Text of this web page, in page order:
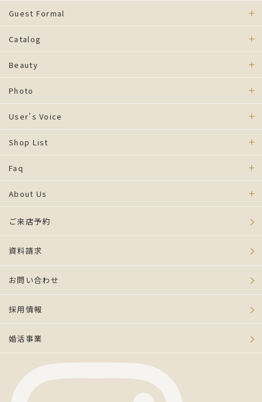
Guest Formal
Catalog
Beauty
Photo
User's Voice
Shop List
Faq
About Us
ご来店予約
資料請求
お問い合わせ
採用情報
婚活事業